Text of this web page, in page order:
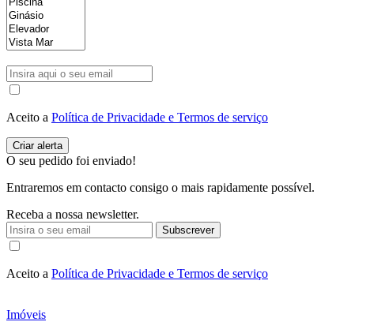
Aceito a Política de Privacidade e Termos de serviço
O seu pedido foi enviado!
Entraremos em contacto consigo o mais rapidamente possível.
Receba a nossa newsletter.
Subscrever
Aceito a Política de Privacidade e Termos de serviço
Imóveis